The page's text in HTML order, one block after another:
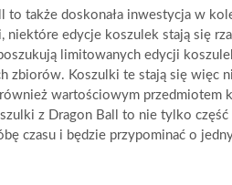
to także doskonała inwestycja w
niektóre edycje koszulek stają się
limitowanych edycji
zbiorów. Koszulki te stają się więc
wartościowym przedmiotem
z Dragon Ball to nie tylko część
czasu i będzie przypominać o